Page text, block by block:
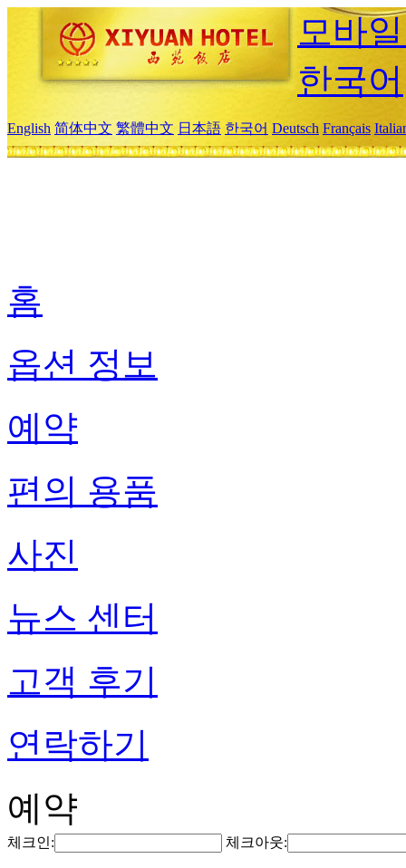
모바
한국어
English 简体中文 繁體中文 日本語 한국어 Deutsch Français
홈
옵션 정보
예약
편의 용품
사진
뉴스 센터
고객 후기
연락하기
예약
체크인: 체크아웃: